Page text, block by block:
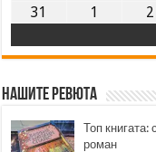
31
1 2
Нашите ревюта
Топ книгата:
роман